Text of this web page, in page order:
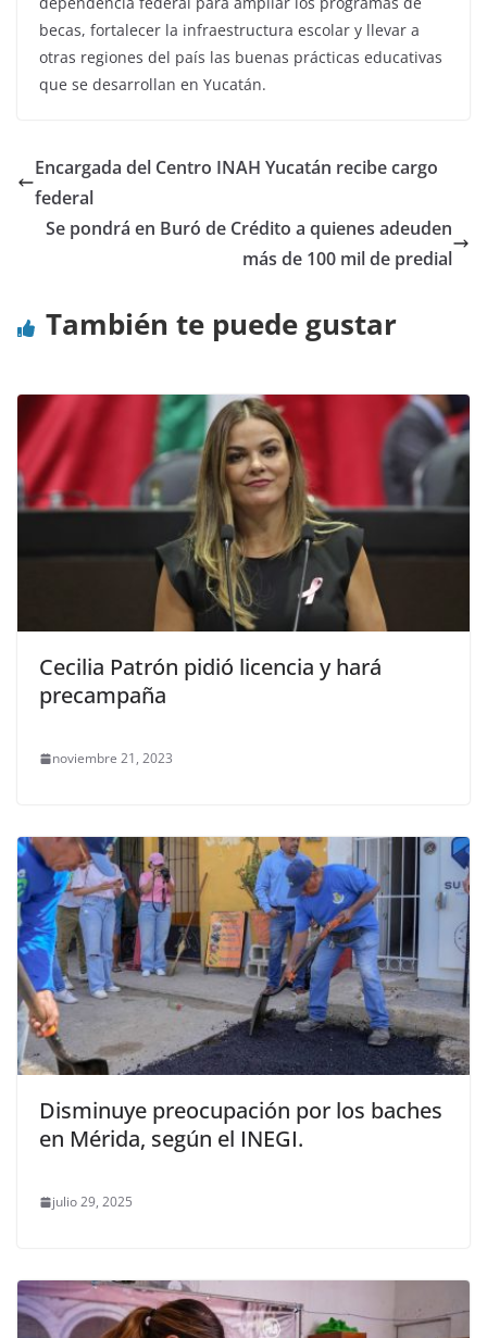
becas, fortalecer la infraestructura escolar y llevar a
otras regiones del país las buenas prácticas educativas
que se desarrollan en Yucatán.
Encargada del Centro INAH Yucatán recibe cargo
federal
Se pondrá en Buró de Crédito a quienes adeuden
más de 100 mil de predial
También te puede gustar
Cecilia Patrón pidió licencia y hará
precampaña
noviembre 21, 2023
Disminuye preocupación por los baches
en Mérida, según el INEGI.
julio 29, 2025